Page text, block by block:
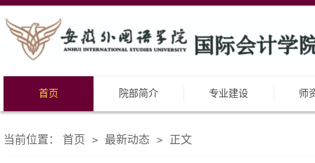
首页 院部简介 专业建设 师
当前位置： 首页 > 最新动态 > 正文